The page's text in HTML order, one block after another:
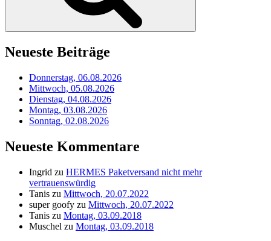
Neueste Beiträge
Donnerstag, 06.08.2026
Mittwoch, 05.08.2026
Dienstag, 04.08.2026
Montag, 03.08.2026
Sonntag, 02.08.2026
Neueste Kommentare
Ingrid zu HERMES Paketversand nicht mehr
vertrauenswürdig
Tanis zu Mittwoch, 20.07.2022
super goofy zu Mittwoch, 20.07.2022
Tanis zu Montag, 03.09.2018
Muschel zu Montag, 03.09.2018